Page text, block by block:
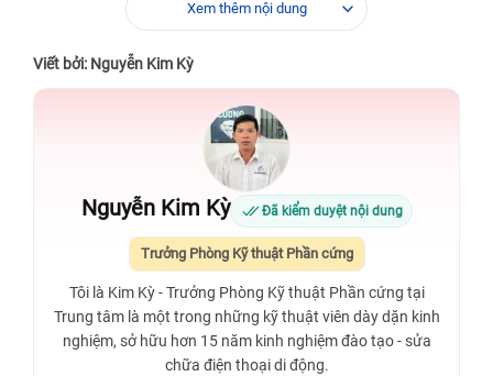
Xem thêm nội dung
Viết bởi: Nguyễn Kim Kỳ
Nguyễn Kim Kỳ Đã kiểm duyệt nội dung
Trưởng Phòng Kỹ thuật Phần cứng
Tôi là Kim Kỳ - Trưởng Phòng Kỹ thuật Phần cứng tại
Trung tâm là một trong những kỹ thuật viên dày dặn kinh
nghiệm, sở hữu hơn 15 năm kinh nghiệm đào tạo - sửa
chữa điện thoại di động.